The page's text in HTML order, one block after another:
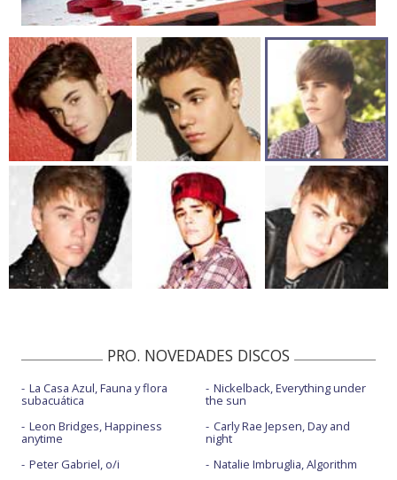
PRO. NOVEDADES DISCOS
La Casa Azul, Fauna y flora
subacuática
Leon Bridges, Happiness
anytime
Peter Gabriel, o/i
Nickelback, Everything under
the sun
Carly Rae Jepsen, Day and
night
Natalie Imbruglia, Algorithm